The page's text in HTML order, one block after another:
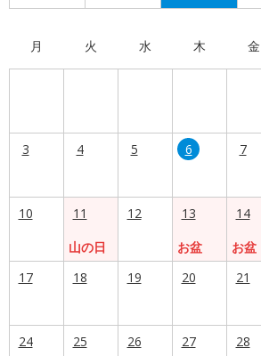
月 火 水 木 金
3 4 5 6 7
10
11
山の日
12
13
お盆
14
お盆
17
18 19 20 21
24 25 26 27 28